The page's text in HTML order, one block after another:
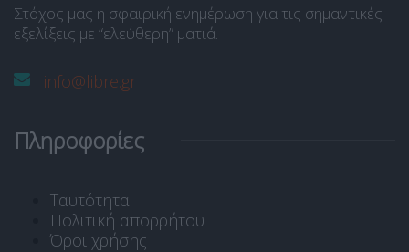
Στόχος μας η σφαιρική ενημέρωση για τις σημαντικές
εξελίξεις με “ελεύθερη” ματιά.
info@libre.gr
Πληροφορίες
Ταυτότητα
Πολιτική απορρήτου
Όροι χρήσης